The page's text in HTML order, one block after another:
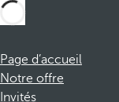
Page d’accueil
Notre offre
Invités